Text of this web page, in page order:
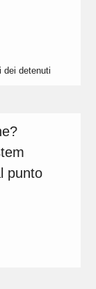
dei detenuti
punto